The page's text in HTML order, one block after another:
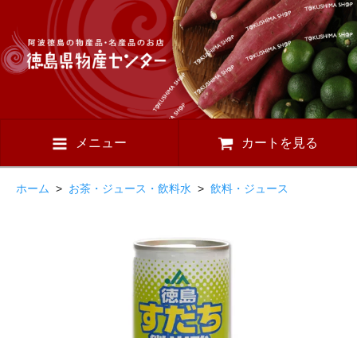
メニュー カートを見る
ホーム > お茶・ジュース・飲料水 > 飲料・ジュース